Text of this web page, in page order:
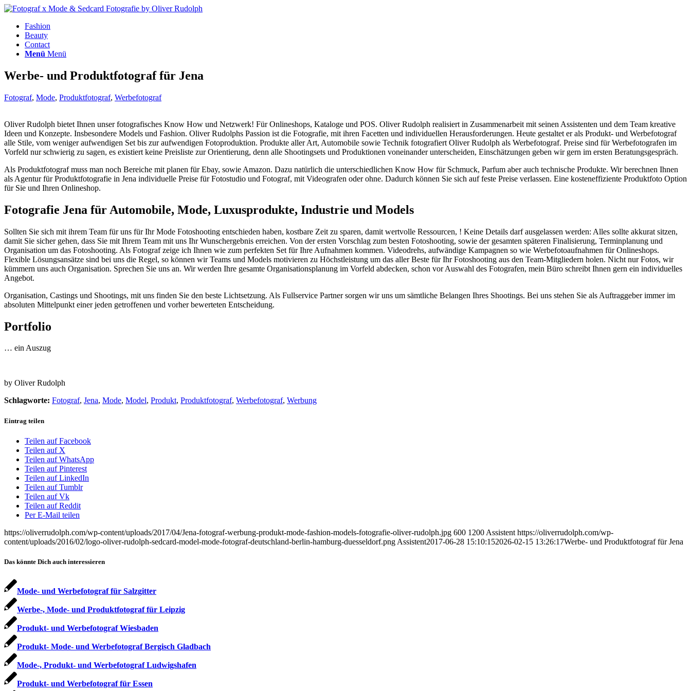
Fashion
Beauty
Contact
Menü Menü
Werbe- und Produktfotograf für Jena
Fotograf, Mode, Produktfotograf, Werbefotograf
Oliver Rudolph bietet Ihnen unser fotografisches Know How und Netzwerk! Für Onlineshops, Kataloge und POS. Oliver Rudolph realisiert in Zusammenarbeit mit seinen Assistenten und dem Team kreative
Ideen und Konzepte. Insbesondere Models und Fashion. Oliver Rudolphs Passion ist die Fotografie, mit ihren Facetten und individuellen Herausforderungen. Heute gestaltet er als Produkt- und Werbefotograf
alle Stile, vom weniger aufwendigen Set bis zur aufwendigen Fotoproduktion. Produkte aller Art, Automobile sowie Technik fotografiert Oliver Rudolph als Werbefotograf. Preise sind für Werbefotografen im
Vorfeld nur schwierig zu sagen, es existiert keine Preisliste zur Orientierung, denn alle Shootingsets und Produktionen voneinander unterscheiden, Einschätzungen geben wir gern im ersten Beratungsgespräch.
Als Produktfotograf muss man noch Bereiche mit planen für Ebay, sowie Amazon. Dazu natürlich die unterschiedlichen Know How für Schmuck, Parfum aber auch technische Produkte. Wir berechnen Ihnen
als Agentur für Produktfotografie in Jena individuelle Preise für Fotostudio und Fotograf, mit Videografen oder ohne. Dadurch können Sie sich auf feste Preise verlassen. Eine kosteneffiziente Produktfoto Option
für Sie und Ihren Onlineshop.
Fotografie Jena für Automobile, Mode, Luxusprodukte, Industrie und Models
Sollten Sie sich mit ihrem Team für uns für Ihr Mode Fotoshooting entschieden haben, kostbare Zeit zu sparen, damit wertvolle Ressourcen, ! Keine Details darf ausgelassen werden: Alles sollte akkurat sitzen,
damit Sie sicher gehen, dass Sie mit Ihrem Team mit uns Ihr Wunschergebnis erreichen. Von der ersten Vorschlag zum besten Fotoshooting, sowie der gesamten späteren Finalisierung, Terminplanung und
Organisation um das Fotoshooting. Als Fotograf zeige ich Ihnen wie zum perfekten Set für Ihre Aufnahmen kommen. Videodrehs, aufwändige Kampagnen so wie Werbefotoaufnahmen für Onlineshops.
Flexible Lösungsansätze sind bei uns die Regel, so können wir Teams und Models motivieren zu Höchstleistung um das aller Beste für Ihr Fotoshooting aus den Team-Mitgliedern holen. Nicht nur Fotos, wir
kümmern uns auch Organisation. Sprechen Sie uns an. Wir werden Ihre gesamte Organisationsplanung im Vorfeld abdecken, schon vor Auswahl des Fotografen, mein Büro schreibt Ihnen gern ein individuelles
Angebot.
Organisation, Castings und Shootings, mit uns finden Sie den beste Lichtsetzung. Als Fullservice Partner sorgen wir uns um sämtliche Belangen Ihres Shootings. Bei uns stehen Sie als Auftraggeber immer im
absoluten Mittelpunkt einer jeden getroffenen und vorher bewerteten Entscheidung.
Portfolio
… ein Auszug
by Oliver Rudolph
Schlagworte: Fotograf, Jena, Mode, Model, Produkt, Produktfotograf, Werbefotograf, Werbung
Eintrag teilen
Teilen auf Facebook
Teilen auf X
Teilen auf WhatsApp
Teilen auf Pinterest
Teilen auf LinkedIn
Teilen auf Tumblr
Teilen auf Vk
Teilen auf Reddit
Per E-Mail teilen
https://oliverrudolph.com/wp-content/uploads/2017/04/Jena-fotograf-werbung-produkt-mode-fashion-models-fotografie-oliver-rudolph.jpg 600 1200 Assistent https://oliverrudolph.com/wp-
content/uploads/2016/02/logo-oliver-rudolph-sedcard-model-mode-fotograf-deutschland-berlin-hamburg-duesseldorf.png Assistent2017-06-28 15:10:152026-02-15 13:26:17Werbe- und Produktfotograf für Jena
Das könnte Dich auch interessieren
Mode- und Werbefotograf für Salzgitter
Werbe-, Mode- und Produktfotograf für Leipzig
Produkt- und Werbefotograf Wiesbaden
Produkt- Mode- und Werbefotograf Bergisch Gladbach
Mode-, Produkt- und Werbefotograf Ludwigshafen
Produkt- und Werbefotograf für Essen